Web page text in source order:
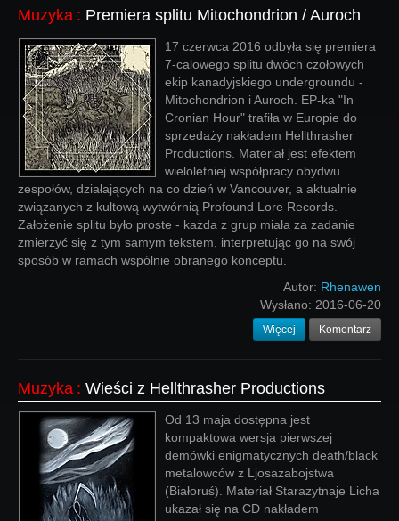
Muzyka : Premiera splitu Mitochondrion / Auroch
17 czerwca 2016 odbyła się premiera
7-calowego splitu dwóch czołowych
ekip kanadyjskiego undergroundu -
Mitochondrion i Auroch. EP-ka "In
Cronian Hour" trafiła w Europie do
sprzedaży nakładem Hellthrasher
Productions. Materiał jest efektem
wieloletniej współpracy obydwu
zespołów, działających na co dzień w Vancouver, a aktualnie
związanych z kultową wytwórnią Profound Lore Records.
Założenie splitu było proste - każda z grup miała za zadanie
zmierzyć się z tym samym tekstem, interpretując go na swój
sposób w ramach wspólnie obranego konceptu.
Autor: Rhenawen
Wysłano: 2016-06-20
Więcej Komentarz
Muzyka : Wieści z Hellthrasher Productions
Od 13 maja dostępna jest
kompaktowa wersja pierwszej
demówki enigmatycznych death/black
metalowców z Ljosazabojstwa
(Białoruś). Materiał Starazytnaje Licha
ukazał się na CD nakładem